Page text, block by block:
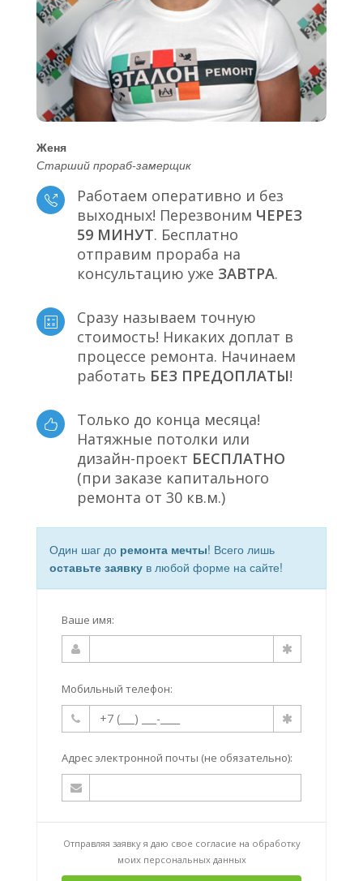
Женя
Старший прораб-замерщик
Работаем оперативно и без
выходных! Перезвоним ЧЕРЕЗ
59 МИНУТ. Бесплатно
отправим прораба на
консультацию уже ЗАВТРА.
Сразу называем точную
стоимость! Никаких доплат в
процессе ремонта. Начинаем
работать БЕЗ ПРЕДОПЛАТЫ!
Только до конца месяца!
Натяжные потолки или
дизайн-проект БЕСПЛАТНО
(при заказе капитального
ремонта от 30 кв.м.)
Один шаг до ремонта мечты! Всего лишь
оставьте заявку в любой форме на сайте!
Ваше имя:
Мобильный телефон:
Адрес электронной почты (не обязательно):
Отправляя заявку я даю свое согласие на обработку
моих персональных данных